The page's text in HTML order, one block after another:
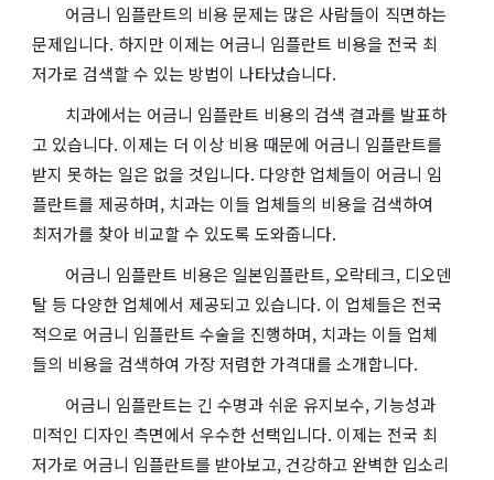
어금니 임플란트의 비용 문제는 많은 사람들이 직면하는
문제입니다. 하지만 이제는 어금니 임플란트 비용을 전국 최
저가로 검색할 수 있는 방법이 나타났습니다.
치과에서는 어금니 임플란트 비용의 검색 결과를 발표하
고 있습니다. 이제는 더 이상 비용 때문에 어금니 임플란트를
받지 못하는 일은 없을 것입니다. 다양한 업체들이 어금니 임
플란트를 제공하며, 치과는 이들 업체들의 비용을 검색하여
최저가를 찾아 비교할 수 있도록 도와줍니다.
어금니 임플란트 비용은 일본임플란트, 오락테크, 디오덴
탈 등 다양한 업체에서 제공되고 있습니다. 이 업체들은 전국
적으로 어금니 임플란트 수술을 진행하며, 치과는 이들 업체
들의 비용을 검색하여 가장 저렴한 가격대를 소개합니다.
어금니 임플란트는 긴 수명과 쉬운 유지보수, 기능성과
미적인 디자인 측면에서 우수한 선택입니다. 이제는 전국 최
저가로 어금니 임플란트를 받아보고, 건강하고 완벽한 입소리